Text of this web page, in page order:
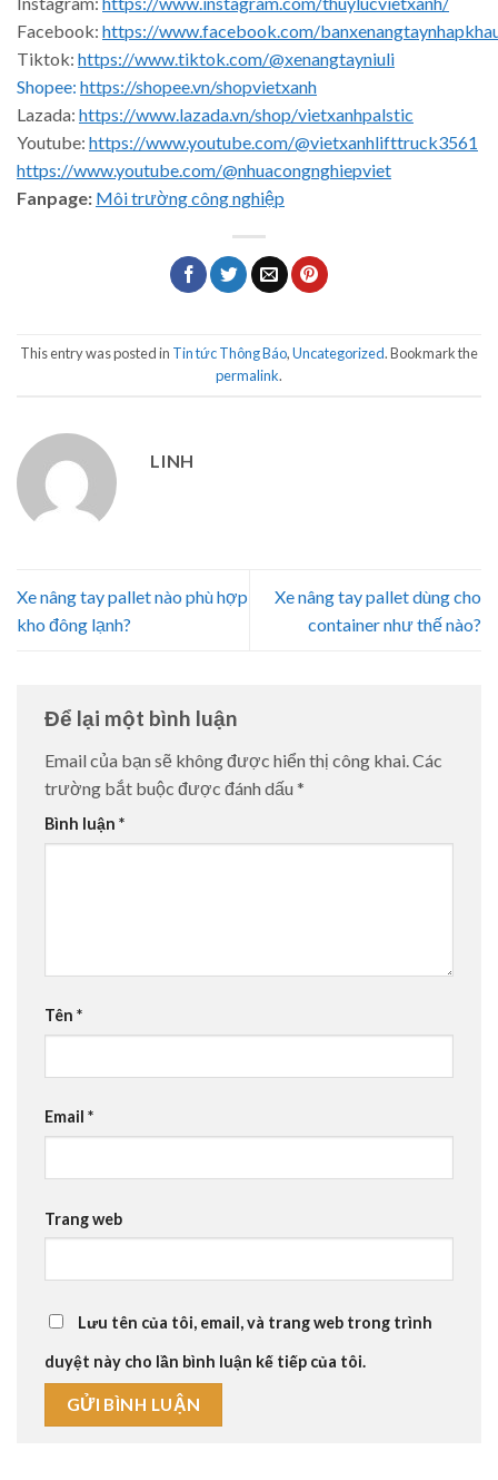
Facebook: https://www.facebook.com/
Tiktok: https://www.tiktok.com/@xenangtayniuli
Shopee: https://shopee.vn/shopvietxanh
Lazada: https://www.lazada.vn/shop/vietxanhpalstic
Youtube: https://www.youtube.com/@vietxanhlifttruck3561
https://www.youtube.com/@nhuacongnghiepviet
Fanpage: Môi trường công nghiệp
This entry was posted in Tin tức Thông Báo,Uncategorized. Bookmark the
permalink.
LINH
Xe nâng tay pallet nào phù hợp
kho đông lạnh?
Xe nâng tay pallet dùng cho
container như thế nào?
Để lại một bình luận
Email của bạn sẽ không được hiển thị công khai.Các
trường bắt buộc được đánh dấu *
Bình luận *
Tên *
Email *
Trang web
Lưu tên của tôi, email, và trang web trong trình
duyệt này cho lần bình luận kế tiếp của tôi.